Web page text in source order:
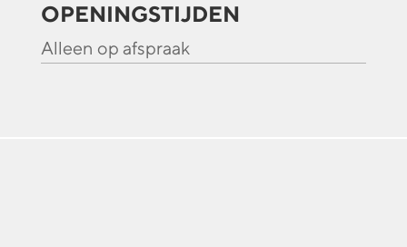
OPENINGSTIJDEN
Alleen op afspraak